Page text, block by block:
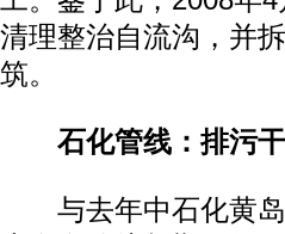
清理整治自流沟，并
筑。
石化管线：排污
与去年中石化黄岛